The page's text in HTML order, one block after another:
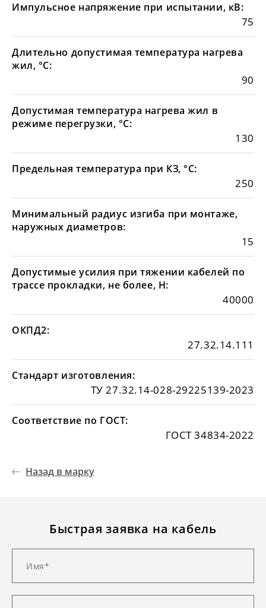
Импульсное напряжение при испытании, кВ:
75
Длительно допустимая температура нагрева
жил, °С:
90
Допустимая температура нагрева жил в
режиме перегрузки, °С:
130
Предельная температура при КЗ, °С:
250
Минимальный радиус изгиба при монтаже,
наружных диаметров:
15
Допустимые усилия при тяжении кабелей по
трассе прокладки, не более, Н:
40000
ОКПД2:
27.32.14.111
Стандарт изготовления:
ТУ 27.32.14-028-29225139-2023
Соответствие по ГОСТ:
ГОСТ 34834-2022
Назад в марку
Быстрая заявка на кабель